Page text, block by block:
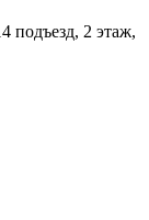
подъезд, 2 этаж,